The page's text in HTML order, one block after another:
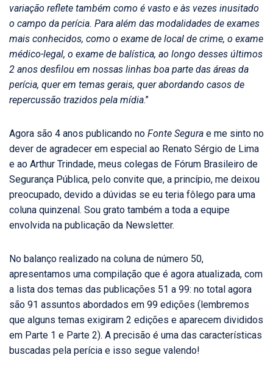
variação reflete também como é vasto e às vezes inusitado
o campo da perícia. Para além das modalidades de exames
mais conhecidos, como o exame de local de crime, o exame
médico-legal, o exame de balística, ao longo desses últimos
2 anos desfilou em nossas linhas boa parte das áreas da
perícia, quer em temas gerais, quer abordando casos de
repercussão trazidos pela mídia.”
Agora são 4 anos publicando no Fonte Segura e me sinto no
dever de agradecer em especial ao Renato Sérgio de Lima
e ao Arthur Trindade, meus colegas de Fórum Brasileiro de
Segurança Pública, pelo convite que, a princípio, me deixou
preocupado, devido a dúvidas se eu teria fôlego para uma
coluna quinzenal. Sou grato também a toda a equipe
envolvida na publicação da Newsletter.
No balanço realizado na coluna de número 50,
apresentamos uma compilação que é agora atualizada, com
a lista dos temas das publicações 51 a 99: no total agora
são 91 assuntos abordados em 99 edições (lembremos
que alguns temas exigiram 2 edições e aparecem divididos
em Parte 1 e Parte 2). A precisão é uma das características
buscadas pela perícia e isso segue valendo!